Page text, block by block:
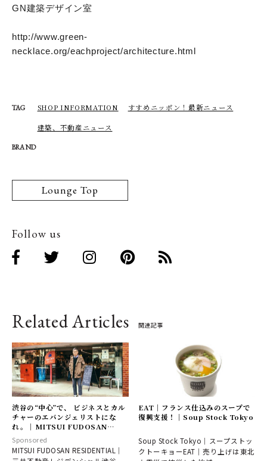
GN建築デザイン室
http://www.green-
necklace.org/eachproject/architecture.html
TAG SHOP INFORMATION すすめニッポン！最新ニュース
建築、不動産ニュース
BRAND
Lounge Top
Follow us
Related Articles 関連記事
渋谷の“中心”で、 ビジネスとカル
チャーのエバンジェリストにな
れ。｜MITSUI FUDOSAN
RESIDENTIAL
Sponsored
MITSUI FUDOSAN RESIDENTIAL｜
EAT｜フランス仕込みのスープで
復興支援！｜Soup Stock Tokyo
Soup Stock Tokyo｜スープストッ
クトーキョーEAT｜売り上げは東北